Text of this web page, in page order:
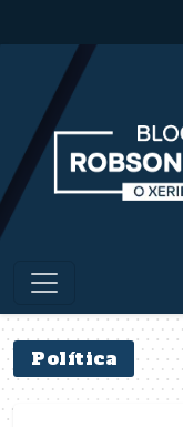
Política